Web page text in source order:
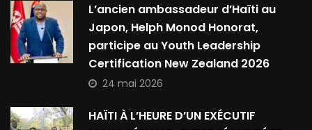
L’ancien ambassadeur d’Haïti au
Japon, Helph Monod Honorat,
participe au Youth Leadership
Certification New Zealand 2026
24 mai 2026
HAÏTI À L’HEURE D’UN EXÉCUTIF